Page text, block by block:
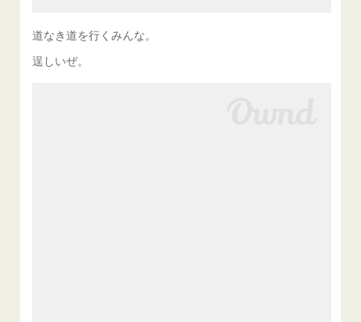
道なき道を行くみんな。
逞しいぜ。